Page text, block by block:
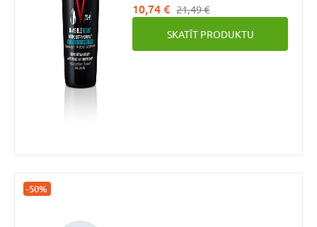
Zīmols
Forma
ādas sajūta un aizsardzība pret
nepatīkamu aromātu,
instrumentāls tests.
10,74 € 21,49 €
SKATĪT PRODUKTU
-50%